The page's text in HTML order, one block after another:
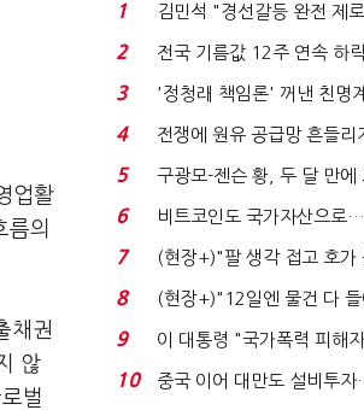
업활
의
채권
않
벌
1
김민석 "경선갈등 완전 제
청래 "반명 공세 사...
2
전국 기름값 12주 연속 하
발윳값 1909원...
3
'정청래 책임론' 꺼낸 친명
는 추가투표 때리기...
4
전쟁에 원유 공급망 흔들
에너지안보 핵심...
5
구광모-젠슨 황, 두 달 만
로봇·AI 등 논...
6
비트코인도 국가자산으로
처분' 기준은 ...
7
(현장+)"팔 생각 접고 호가
요"…'덜 똘똘한 한 채'
8
(현장+)"12일엔 물건 다
빈 매대 채우며 문 연 ...
9
이 대통령 "국가폭력 피해
적극적 조사로 진...
10
중국 이어 대만도 설비투자